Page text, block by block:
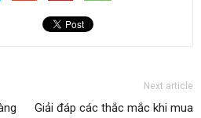
Next article
Giải đáp các thắc mắc khi mua